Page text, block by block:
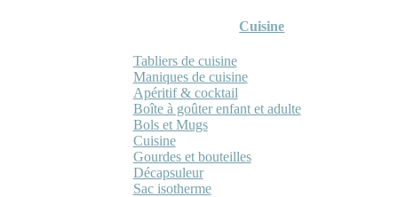
Cuisine
Tabliers de cuisine
Maniques de cuisine
Apéritif & cocktail
Boîte à goûter enfant et adulte
Bols et Mugs
Cuisine
Gourdes et bouteilles
Décapsuleur
Sac isotherme